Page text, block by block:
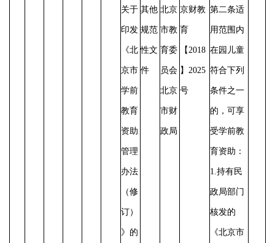
关于
印发
《北
京市
学前
教育
资助
管理
办法
（修
订）
》的
其他
规范
性文
件
北京
市教
育委
员会
北京
市财
政局
京财教
育
【 2018
】2025
号
第二条适
用范围内
在园儿童
符合下列
条件之一
的，可享
受学前教
育资助：
1.持有民
政局部门
核发的
《北京市